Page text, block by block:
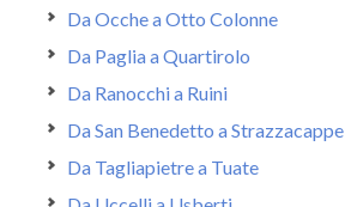
Da Ocche a Otto Colonne
Da Paglia a Quartirolo
Da Ranocchi a Ruini
Da San Benedetto a Strazzacappe
Da Tagliapietre a Tuate